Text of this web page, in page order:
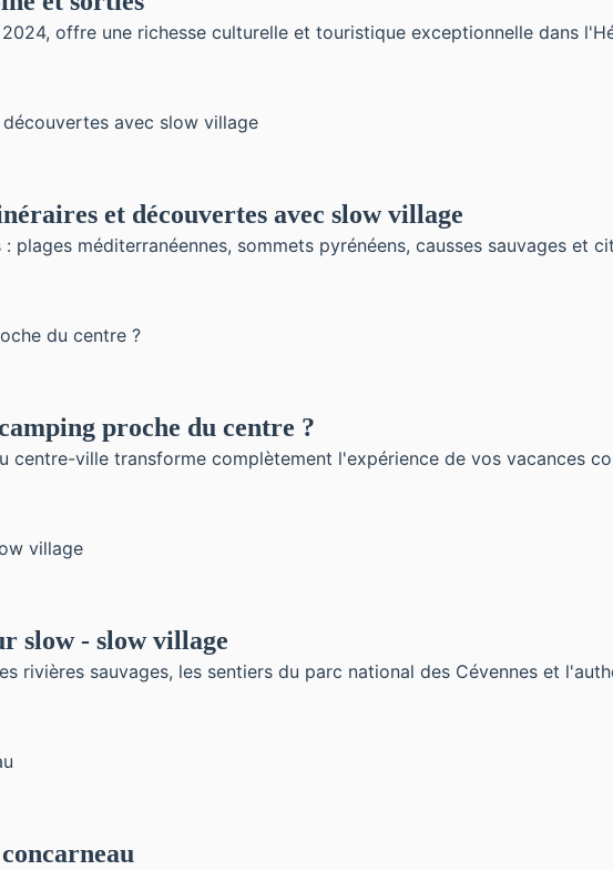
offre une richesse culturelle et touristique exceptionnelle dans
et découvertes avec slow village
plages méditerranéennes, sommets pyrénéens, causses sauvages et
proche du centre ?
centre-ville transforme complètement l'expérience de vos vacances
slow - slow village
rivières sauvages, les sentiers du parc national des Cévennes et